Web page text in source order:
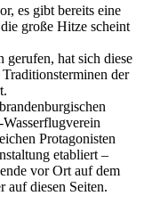
es gibt bereits eine
große Hitze scheint
hat sich diese
der
Protagonisten
etabliert –
vor Ort auf dem
auf diesen Seiten.